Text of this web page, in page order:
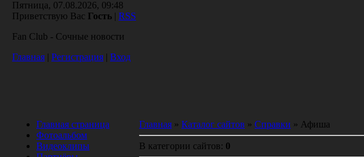
Пятница, 07.08.2026, 09:48
Приветствую Вас Гость | RSS
Fan Club - Сочные новости
Главная | Регистрация | Вход
Главная страница
Фотоальбом
Видеоклипы
Главная » Каталог сайтов » Справки » Афиша
В категории сайтов: 0